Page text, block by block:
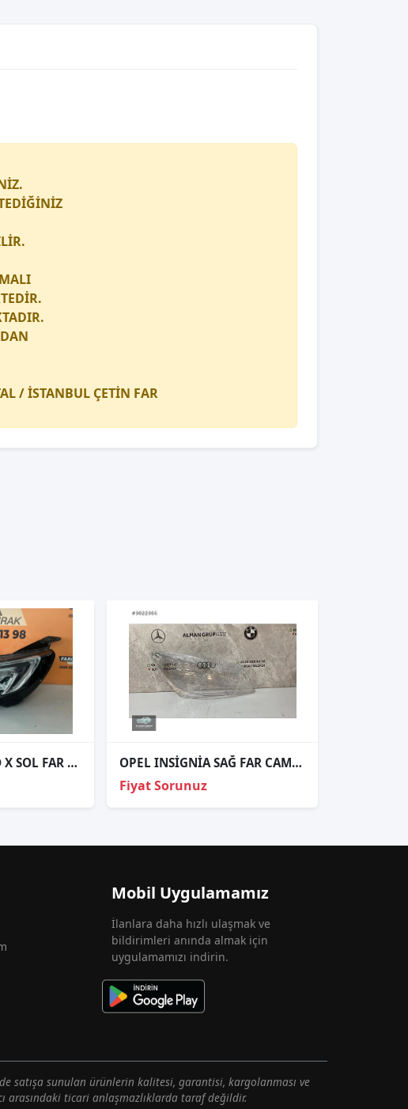
/ İSTANBUL ÇETİN FAR
OPEL CROSSLAND X SOL FAR ORJİNAL OPEL INSİGNİA SAĞ FAR CAMI SIFIR 09-13
Fiyat Sorunuz
Mobil Uygulamamız
İlanlara daha hızlı ulaşmak ve
bildirimleri anında almak için
uygulamamızı indirin.
satışa sunulan ürünlerin kalitesi, garantisi, kargolanması ve
arasındaki ticari anlaşmazlıklarda taraf değildir.